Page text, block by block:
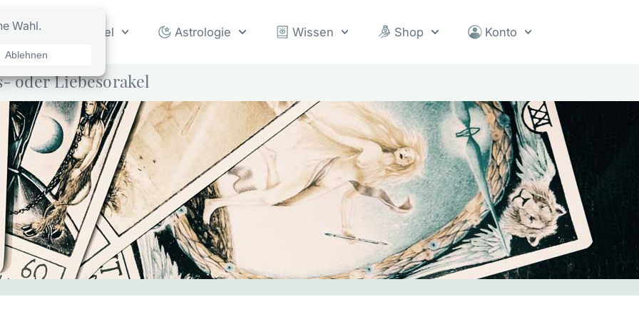
Orakel Astrologie Wissen Shop Konto
oder Liebesorakel